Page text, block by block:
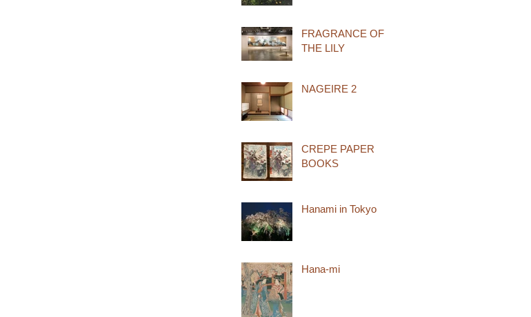
FRAGRANCE OF
THE LILY
NAGEIRE 2
CREPE PAPER
BOOKS
Hanami in Tokyo
Hana-mi